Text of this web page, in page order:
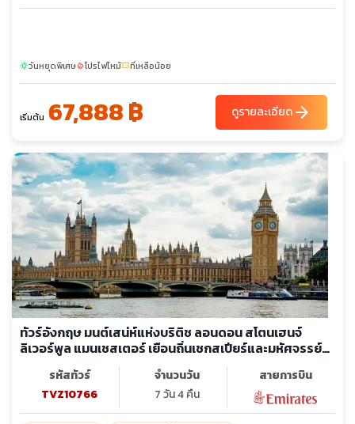
sunnyวันหยุดพิเศษlocal_fire_departmentโปรไฟไหม้confirmation_numberที่เหลือน้อย
เริ่มต้น 67,888 ฿ ดูรายละเอียดarrow_forward
ทัวร์อังกฤษ มนต์เสน่ห์แห่งบริติช ลอนดอน สโตนเฮนจ์
ลิเวอร์พูล แมนเชสเตอร์ เยือนถิ่นเชกสเปียร์และมหัศจรรย์
สถาปัตยกรรมระดับโลก
รหัสทัวร์
TVZ10766
จำนวนวัน
7 วัน 4 คืน
สายการบิน